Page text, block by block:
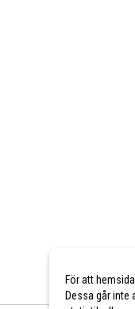
För att
Dessa går inte